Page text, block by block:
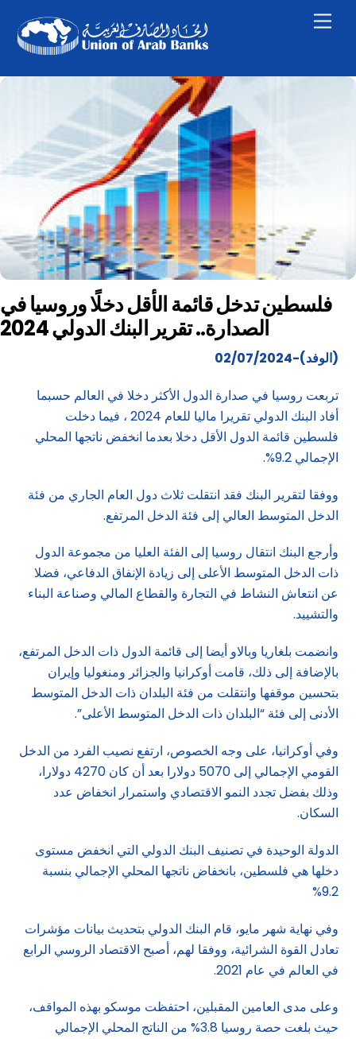
content
فلسطين تدخل قائمة الأقل دخلًا وروسيا في
الصدارة.. تقرير البنك الدولي 2024
(الوفد)-02/07/2024
تربعت روسيا في صدارة الدول الأكثر دخلا في العالم حسبما
أفاد البنك الدولي تقريرا ماليا للعام 2024 ، فيما دخلت
فلسطين قائمة الدول الأقل دخلا بعدما انخفض ناتجها المحلي
الإجمالي 9.2%.
ووفقا لتقرير البنك فقد انتقلت ثلاث دول العام الجاري من فئة
الدخل المتوسط ​​العالي إلى فئة الدخل المرتفع.
وأرجع البنك انتقال روسيا إلى الفئة العليا من مجموعة الدول
ذات الدخل المتوسط ​​الأعلى إلى زيادة الإنفاق الدفاعي، فضلا
عن انتعاش النشاط في التجارة والقطاع المالي وصناعة البناء
والتشييد.
وانضمت بلغاريا وبالاو أيضا إلى قائمة الدول ذات الدخل المرتفع،
بالإضافة إلى ذلك، قامت أوكرانيا والجزائر ومنغوليا وإيران
بتحسين موقفها وانتقلت من فئة البلدان ذات الدخل المتوسط ​​
الأدنى إلى فئة “البلدان ذات الدخل المتوسط ​​الأعلى”.
وفي أوكرانيا، على وجه الخصوص، ارتفع نصيب الفرد من الدخل
القومي الإجمالي إلى 5070 دولارا بعد أن كان 4270 دولارا،
وذلك بفضل تجدد النمو الاقتصادي واستمرار انخفاض عدد
السكان.
الدولة الوحيدة في تصنيف البنك الدولي التي انخفض مستوى
دخلها هي فلسطين، بانخفاض ناتجها المحلي الإجمالي بنسبة
9.2%
وفي نهاية شهر مايو، قام البنك الدولي بتحديث بيانات مؤشرات
تعادل القوة الشرائية، ووفقا لهم، أصبح الاقتصاد الروسي الرابع
في العالم في عام 2021.
وعلى مدى العامين المقبلين، احتفظت موسكو بهذه المواقف،
حيث بلغت حصة روسيا 3.8% من الناتج المحلي الإجمالي